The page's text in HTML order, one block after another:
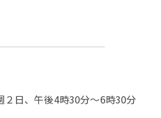
日、午後4時30分～6時30分